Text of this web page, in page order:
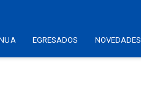
EGRESADOS NOVEDADES